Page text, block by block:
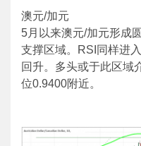
澳元/加元
5月以来澳元/加元形成
支撑区域。RSI同样进
回升。多头或于此区域
位0.9400附近。